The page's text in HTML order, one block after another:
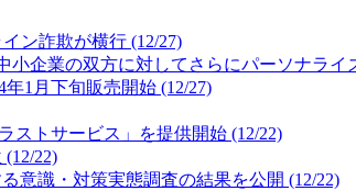
ン詐欺が横行 (12/27)
企業の双方に対してさらにパーソナライ
1月下旬販売開始 (12/27)
ストサービス」を提供開始 (12/22)
22)
意識・対策実態調査の結果を公開 (12/22)